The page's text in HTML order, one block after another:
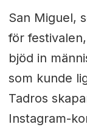
San Miguel,
för
bjöd in
som kunde
Tadros
Instagram-